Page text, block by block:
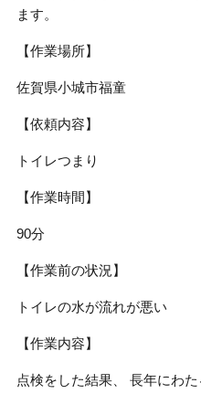
ます。
【作業場所】
佐賀県小城市福童
【依頼内容】
トイレつまり
【作業時間】
90分
【作業前の状況】
トイレの水が流れが悪い
【作業内容】
点検をした結果、 長年にわ